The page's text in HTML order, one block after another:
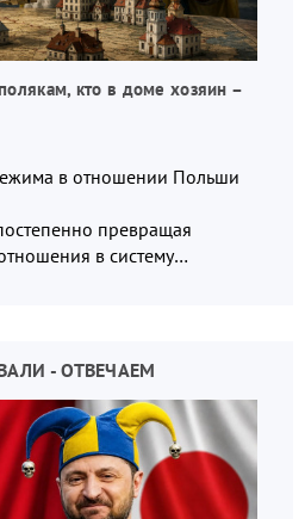
кто в доме хозяин –
в отношении Польши
превращая
в систему
- ОТВЕЧАЕМ